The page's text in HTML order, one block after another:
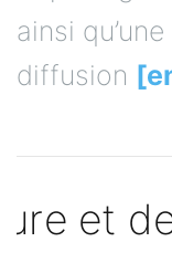
ainsi
diffusion